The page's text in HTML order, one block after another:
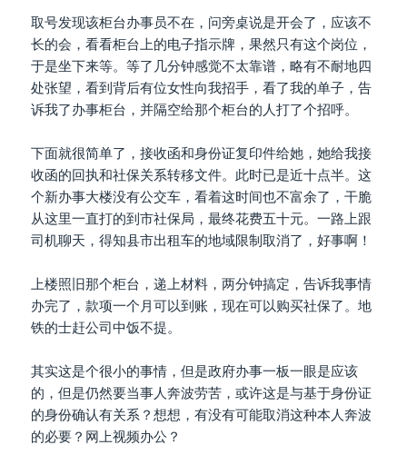
取号发现该柜台办事员不在，问旁桌说是开会了，应该不
长的会，看看柜台上的电子指示牌，果然只有这个岗位，
于是坐下来等。等了几分钟感觉不太靠谱，略有不耐地四
处张望，看到背后有位女性向我招手，看了我的单子，告
诉我了办事柜台，并隔空给那个柜台的人打了个招呼。
下面就很简单了，接收函和身份证复印件给她，她给我接
收函的回执和社保关系转移文件。此时已是近十点半。这
个新办事大楼没有公交车，看着这时间也不富余了，干脆
从这里一直打的到市社保局，最终花费五十元。一路上跟
司机聊天，得知县市出租车的地域限制取消了，好事啊！
上楼照旧那个柜台，递上材料，两分钟搞定，告诉我事情
办完了，款项一个月可以到账，现在可以购买社保了。地
铁的士赶公司中饭不提。
其实这是个很小的事情，但是政府办事一板一眼是应该
的，但是仍然要当事人奔波劳苦，或许这是与基于身份证
的身份确认有关系？想想，有没有可能取消这种本人奔波
的必要？网上视频办公？